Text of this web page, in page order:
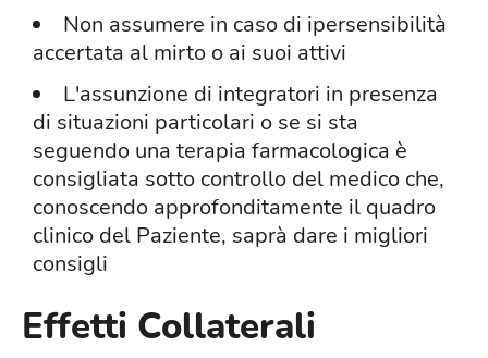
Non assumere in caso di ipersensibilità
accertata al mirto o ai suoi attivi
L'assunzione di integratori in presenza
di situazioni particolari o se si sta
seguendo una terapia farmacologica è
consigliata sotto controllo del medico che,
conoscendo approfonditamente il quadro
clinico del Paziente, saprà dare i migliori
consigli
Effetti Collaterali